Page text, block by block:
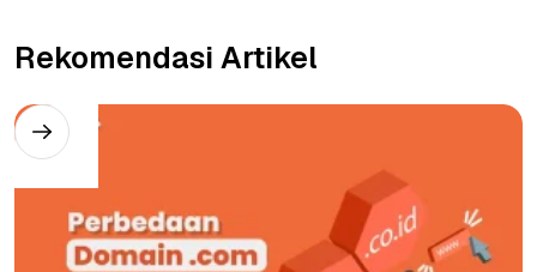
Rekomendasi Artikel